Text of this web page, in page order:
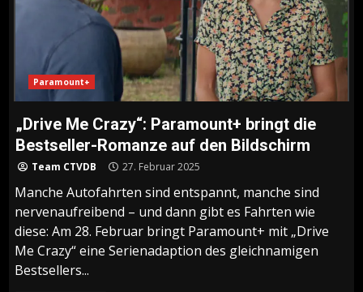
Paramount+
„Drive Me Crazy“: Paramount+ bringt die
Bestseller-Romanze auf den Bildschirm
Team CTVDB 27. Februar 2025
Manche Autofahrten sind entspannt, manche sind
nervenaufreibend – und dann gibt es Fahrten wie
diese: Am 28. Februar bringt Paramount+ mit „Drive
Me Crazy“ eine Serienadaption des gleichnamigen
Bestsellers...